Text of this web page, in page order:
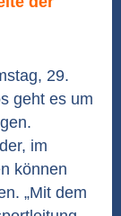
29.
geht es um
im
können
„Mit dem